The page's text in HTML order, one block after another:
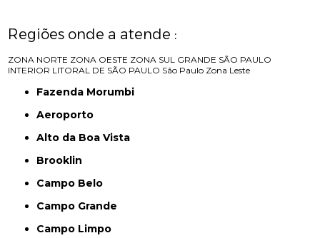
Regiões onde a atende :
ZONA NORTE ZONA OESTE ZONA SUL GRANDE SÃO PAULO
INTERIOR LITORAL DE SÃO PAULO São Paulo Zona Leste
Fazenda Morumbi
Aeroporto
Alto da Boa Vista
Brooklin
Campo Belo
Campo Grande
Campo Limpo